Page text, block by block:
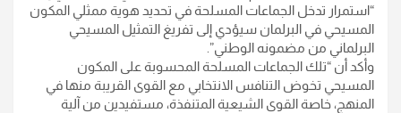
“استمرار تدخل الجماعات المسلحة في تحديد هوية ممثلي المكون
المسيحي في البرلمان سيؤدي إلى تفريغ التمثيل المسيحي
البرلماني من مضمونه الوطني”.
وأكد أن “تلك الجماعات المسلحة المحسوبة على المكون
المسيحي تخوض التنافس الانتخابي مع القوى القريبة منها في
المنهج، خاصة القوى الشيعية المتنفذة، مستفيدين من آلية